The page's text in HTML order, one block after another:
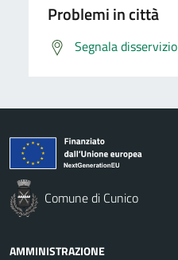
Problemi in città
Segnala disservizio
Comune di Cunico
AMMINISTRAZIONE